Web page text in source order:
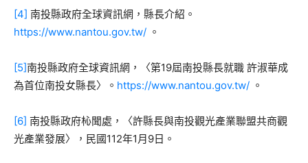
[4] 南投縣政府全球資訊網，縣長介紹。
https://www.nantou.gov.tw/ 。
[5]南投縣政府全球資訊網，〈第19屆南投縣長就職 許淑華成
為首位南投女縣長〉。 https://www.nantou.gov.tw/ 。
[6] 南投縣政府杺聞處，〈許縣長與南投觀光產業聯盟共商觀
光產業發展〉，民國112年1月9日。